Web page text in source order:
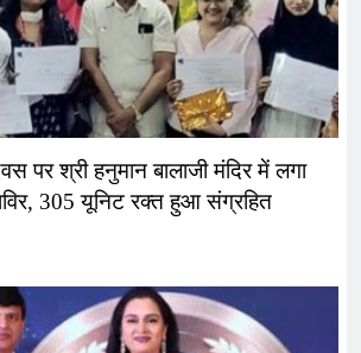
पर श्री हनुमान बालाजी मंदिर में लगा
305 यूनिट रक्त हुआ संग्रहित